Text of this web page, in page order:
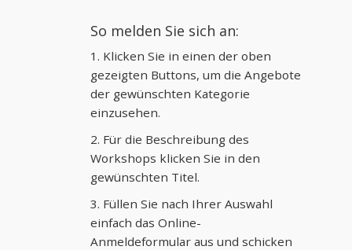
So melden Sie sich an:
1. Klicken Sie in einen der oben
gezeigten Buttons, um die Angebote
der gewünschten Kategorie
einzusehen.
2. Für die Beschreibung des
Workshops klicken Sie in den
gewünschten Titel.
3. Füllen Sie nach Ihrer Auswahl
einfach das Online-
Anmeldeformular aus und schicken